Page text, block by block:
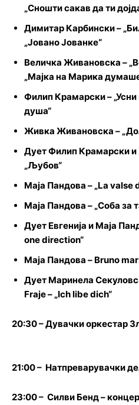
„Сношти сакав да ти
Димитар Карбински –
„Јовано Јованке“
Величка Живановска –
„Мајка на Марика
Филип Крамарски – „Усни
душа“
Живка Живановска –
Дует Филип Крамарски
„Љубов“
Маја Пандова – „La valse
Маја Пандова – „Соба за
Дует Евгенија и Маја
one direction“
Маја Пандова – Bruno
Дует Маринела
Fraje – „Ich libe dich“
20:30 – Дувачки оркестар
21:00– Натпреварувачки
23:00– Силви Бенд –